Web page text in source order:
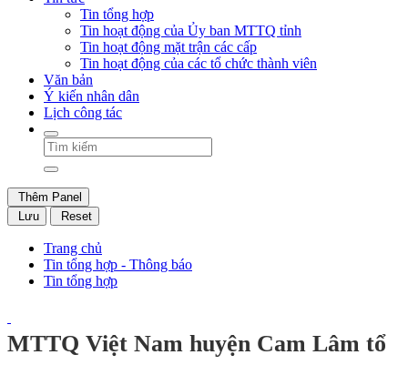
Tin tổng hợp
Tin hoạt động của Ủy ban MTTQ tỉnh
Tin hoạt động mặt trận các cấp
Tin hoạt động của các tổ chức thành viên
Văn bản
Ý kiến nhân dân
Lịch công tác
Thêm Panel
Lưu
Reset
Trang chủ
Tin tổng hợp - Thông báo
Tin tổng hợp
MTTQ Việt Nam huyện Cam Lâm tổ